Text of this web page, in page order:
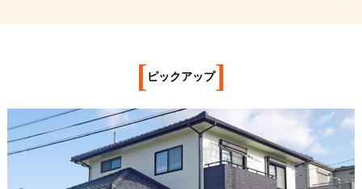
[ ピックアップ]